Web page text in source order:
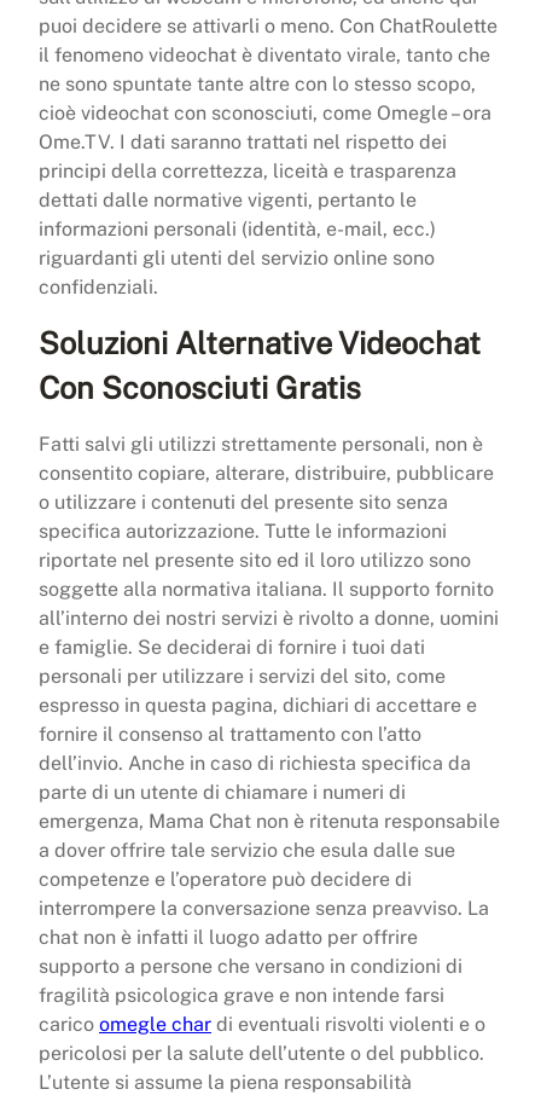
puoi decidere se attivarli o meno. Con ChatRoulette
il fenomeno videochat è diventato virale, tanto che
ne sono spuntate tante altre con lo stesso scopo,
cioè videochat con sconosciuti, come Omegle – ora
Ome.TV. I dati saranno trattati nel rispetto dei
principi della correttezza, liceità e trasparenza
dettati dalle normative vigenti, pertanto le
informazioni personali (identità, e-mail, ecc.)
riguardanti gli utenti del servizio online sono
confidenziali.
Soluzioni Alternative Videochat
Con Sconosciuti Gratis
Fatti salvi gli utilizzi strettamente personali, non è
consentito copiare, alterare, distribuire, pubblicare
o utilizzare i contenuti del presente sito senza
specifica autorizzazione. Tutte le informazioni
riportate nel presente sito ed il loro utilizzo sono
soggette alla normativa italiana. Il supporto fornito
all’interno dei nostri servizi è rivolto a donne, uomini
e famiglie. Se deciderai di fornire i tuoi dati
personali per utilizzare i servizi del sito, come
espresso in questa pagina, dichiari di accettare e
fornire il consenso al trattamento con l’atto
dell’invio. Anche in caso di richiesta specifica da
parte di un utente di chiamare i numeri di
emergenza, Mama Chat non è ritenuta responsabile
a dover offrire tale servizio che esula dalle sue
competenze e l’operatore può decidere di
interrompere la conversazione senza preavviso. La
chat non è infatti il luogo adatto per offrire
supporto a persone che versano in condizioni di
fragilità psicologica grave e non intende farsi
carico omegle char di eventuali risvolti violenti e o
pericolosi per la salute dell’utente o del pubblico.
L’utente si assume la piena responsabilità